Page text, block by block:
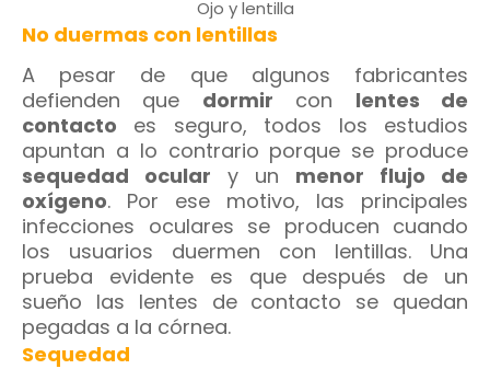
Ojo y lentilla
No duermas con lentillas
A pesar de que algunos fabricantes
defienden que dormir con lentes de
contacto es seguro, todos los estudios
apuntan a lo contrario porque se produce
sequedad ocular y un menor flujo de
oxígeno. Por ese motivo, las principales
infecciones oculares se producen cuando
los usuarios duermen con lentillas. Una
prueba evidente es que después de un
sueño las lentes de contacto se quedan
pegadas a la córnea.
Sequedad